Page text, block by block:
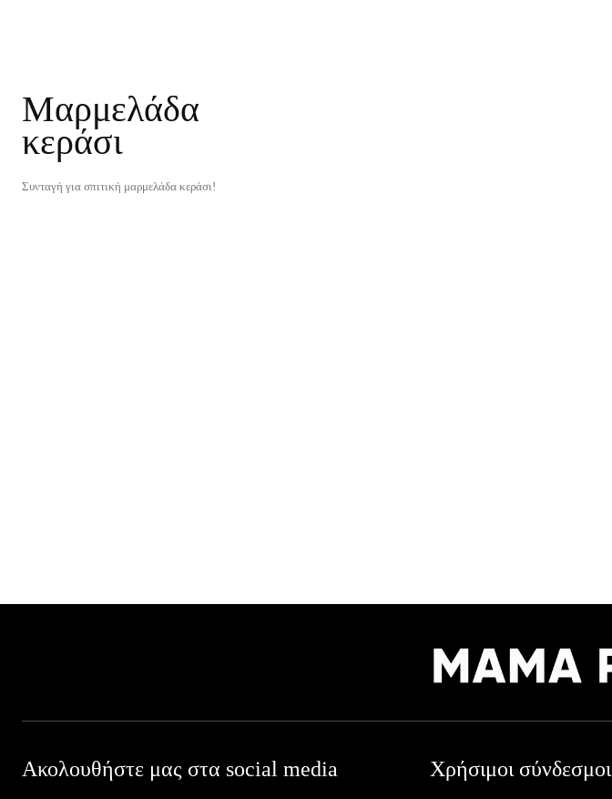
Μαρμελάδα
κεράσι
Συνταγή για σπιτική μαρμελάδα κεράσι!
Ακολουθήστε μας στα social media Χρήσιμοι σύνδεσμοι